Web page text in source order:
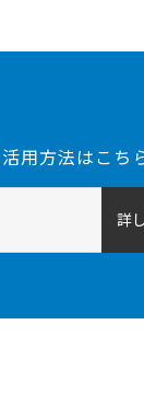
活用方法はこち
詳